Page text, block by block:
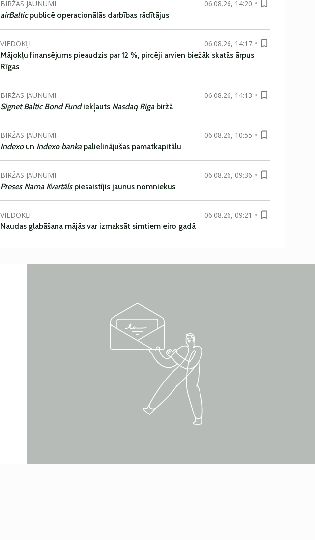
BIRŽAS JAUNUMI
06.08.26, 14:20
airBalticpublicē operacionālās darbības rādītājus
VIEDOKĻI
06.08.26, 14:17
Mājokļu finansējums pieaudzis par 12 %, pircēji arvien biežāk skatās ārpus
Rīgas
BIRŽAS JAUNUMI
06.08.26, 14:13
Signet Baltic Bond Fundiekļauts Nasdaq Riga biržā
BIRŽAS JAUNUMI
06.08.26, 10:55
Indexoun Indexo banka palielinājušas pamatkapitālu
BIRŽAS JAUNUMI
06.08.26, 09:36
Preses Nama Kvartāls piesaistījis jaunus nomniekus
VIEDOKĻI
06.08.26, 09:21
Naudas glabāšana mājās var izmaksāt simtiem eiro gadā